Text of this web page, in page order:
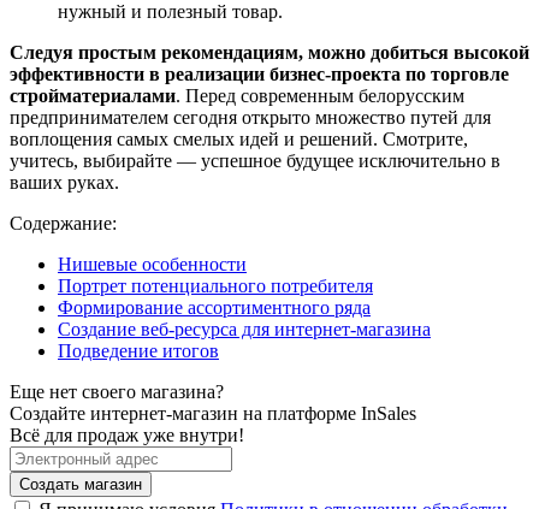
нужный и полезный товар.
Следуя простым рекомендациям, можно добиться высокой
эффективности в реализации бизнес-проекта по торговле
стройматериалами. Перед современным белорусским
предпринимателем сегодня открыто множество путей для
воплощения самых смелых идей и решений. Смотрите,
учитесь, выбирайте — успешное будущее исключительно в
ваших руках.
Содержание:
Нишевые особенности
Портрет потенциального потребителя
Формирование ассортиментного ряда
Создание веб-ресурса для интернет-магазина
Подведение итогов
Еще нет своего магазина?
Создайте интернет-магазин на платформе InSales
Всё для продаж уже внутри!
Создать магазин